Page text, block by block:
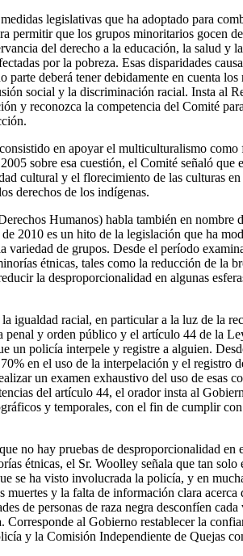
legislativas que ha adoptado para
permitir que los grupos minoritarios gocen
del derecho a la educación, la salud y
por la pobreza. Esas disparidades
deberá tener debidamente en cuenta
social y la discriminación racial. Insta al
y reconozca la competencia del Comité
en apoyar el multiculturalismo
sobre esa cuestión, el Comité señaló que
cultural y el florecimiento de las culturas
derechos de los indígenas.
Humanos) habla también en nombre
2010 es un hito de la legislación que ha
de grupos. Desde el período
étnicas, tales como la reducción de la
la desproporcionalidad en algunas
igualdad racial, en particular a la luz de la
y orden público y el artículo 44 de la
un policía interpele y registre a alguien.
en el uso de la interpelación y el registro
un examen exhaustivo del uso de esas
del artículo 44, el orador insta al
y temporales, con el fin de cumplir
no hay pruebas de desproporcionalidad en
étnicas, el Sr. Woolley señala que tan solo
se ha visto involucrada la policía, y en
y la falta de información clara acerca
de personas de raza negra desconfíen
al Gobierno restablecer la
y la Comisión Independiente de Quejas